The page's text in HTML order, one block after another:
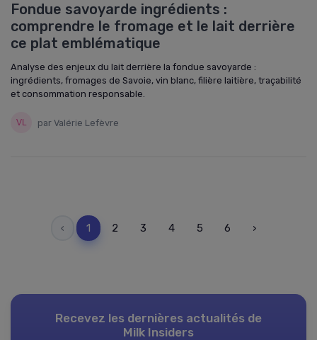
Fondue savoyarde ingrédients :
comprendre le fromage et le lait derrière
ce plat emblématique
Analyse des enjeux du lait derrière la fondue savoyarde :
ingrédients, fromages de Savoie, vin blanc, filière laitière, traçabilité
et consommation responsable.
par Valérie Lefèvre
‹ 1 2 3 4 5 6 ›
Recevez les dernières actualités de
Milk Insiders